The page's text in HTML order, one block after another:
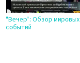
"Вечер": Обзор мировых
событий